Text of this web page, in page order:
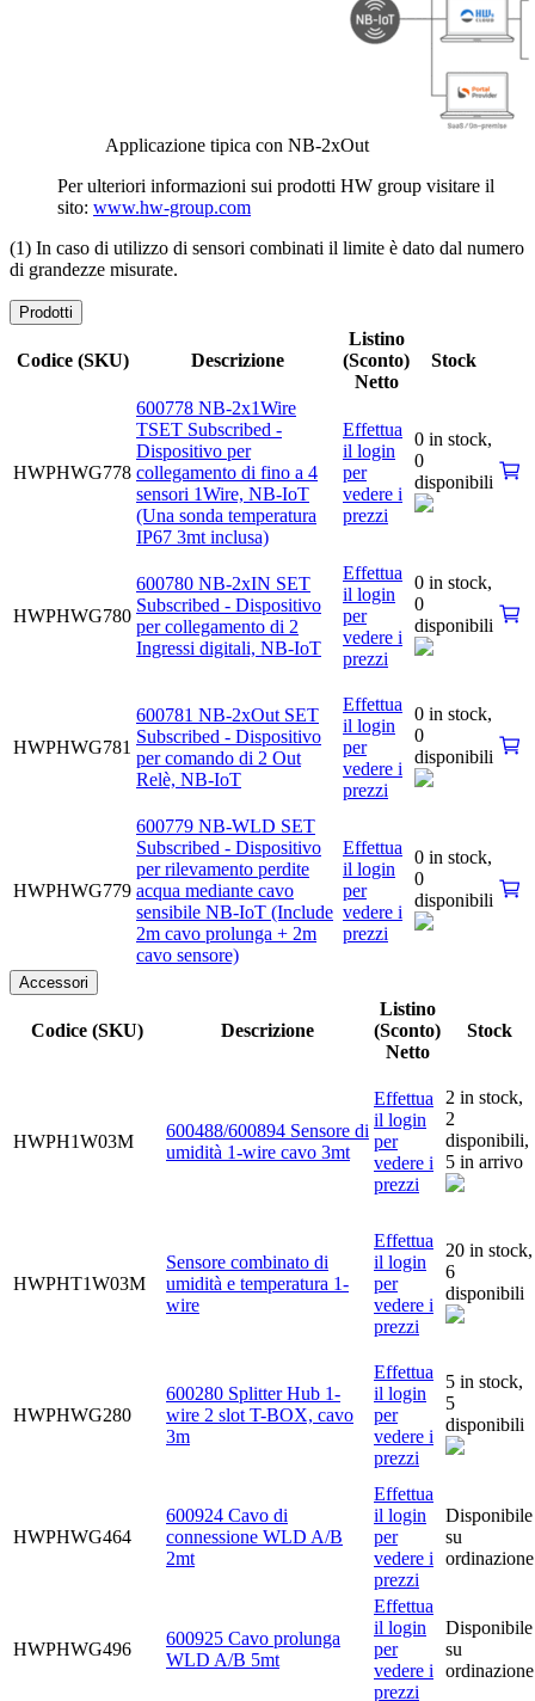
Applicazione tipica con NB-2xOut
Per ulteriori informazioni sui prodotti HW group visitare il
sito: www.hw-group.com
(1) In caso di utilizzo di sensori combinati il limite è dato dal numero
di grandezze misurate.
Prodotti
Codice (SKU) Descrizione
Listino
(Sconto)
Netto
Stock
HWPHWG778
600778 NB-2x1Wire
TSET Subscribed -
Dispositivo per
collegamento di fino a 4
sensori 1Wire, NB-IoT
(Una sonda temperatura
IP67 3mt inclusa)
Effettua
il login
per
vedere i
prezzi
0 in stock,
0
disponibili
HWPHWG780
600780 NB-2xIN SET
Subscribed - Dispositivo
per collegamento di 2
Ingressi digitali, NB-IoT
Effettua
il login
per
vedere i
prezzi
0 in stock,
0
disponibili
HWPHWG781
600781 NB-2xOut SET
Subscribed - Dispositivo
per comando di 2 Out
Relè, NB-IoT
Effettua
il login
per
vedere i
prezzi
0 in stock,
0
disponibili
HWPHWG779
600779 NB-WLD SET
Subscribed - Dispositivo
per rilevamento perdite
acqua mediante cavo
sensibile NB-IoT (Include
2m cavo prolunga + 2m
cavo sensore)
Effettua
il login
per
vedere i
prezzi
0 in stock,
0
disponibili
Accessori
Codice (SKU) Descrizione
Listino
(Sconto)
Netto
Stock
HWPH1W03M
600488/600894 Sensore di
umidità 1-wire cavo 3mt
Effettua
il login
per
vedere i
prezzi
2 in stock,
2
disponibili,
5 in arrivo
HWPHT1W03M
Sensore combinato di
umidità e temperatura 1-
wire
Effettua
il login
per
vedere i
prezzi
20 in stock,
6
disponibili
HWPHWG280
600280 Splitter Hub 1-
wire 2 slot T-BOX, cavo
3m
Effettua
il login
per
vedere i
prezzi
5 in stock,
5
disponibili
HWPHWG464
600924 Cavo di
connessione WLD A/B
2mt
Effettua
il login
per
vedere i
prezzi
Disponibile
su
ordinazione
HWPHWG496
600925 Cavo prolunga
WLD A/B 5mt
Effettua
il login
per
vedere i
prezzi
Disponibile
su
ordinazione